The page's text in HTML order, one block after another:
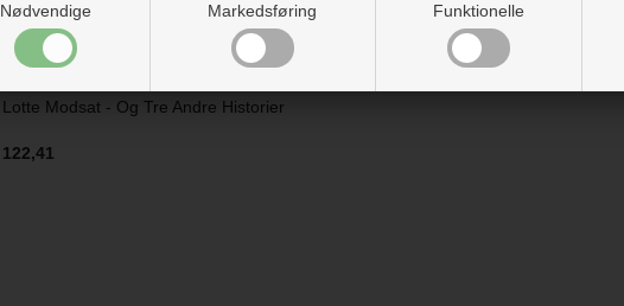
Nødvendige Markedsføring Funktionelle
Lotte Modsat - Og Tre Andre Historier
122,41